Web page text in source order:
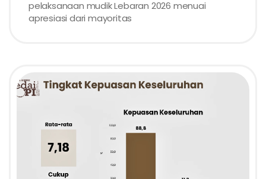
pelaksanaan mudik Lebaran 2026 menuai
apresiasi dari mayoritas